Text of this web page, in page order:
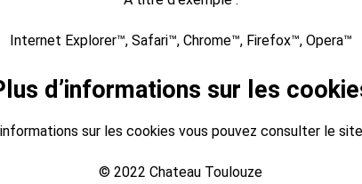
Internet Explorer™, Safari™, Chrome™, Firefox™, Opera™
d’informations sur les
sur les cookies vous pouvez consulter le
© 2022 Chateau Toulouze